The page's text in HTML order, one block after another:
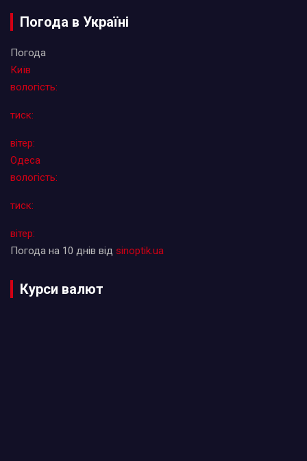
Погода в Україні
Погода
Київ
вологість:
тиск:
вітер:
Одеса
вологість:
тиск:
вітер:
Погода на 10 днів від sinoptik.ua
Курси валют